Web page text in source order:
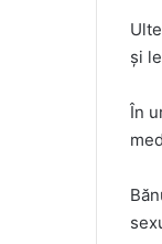
și
În